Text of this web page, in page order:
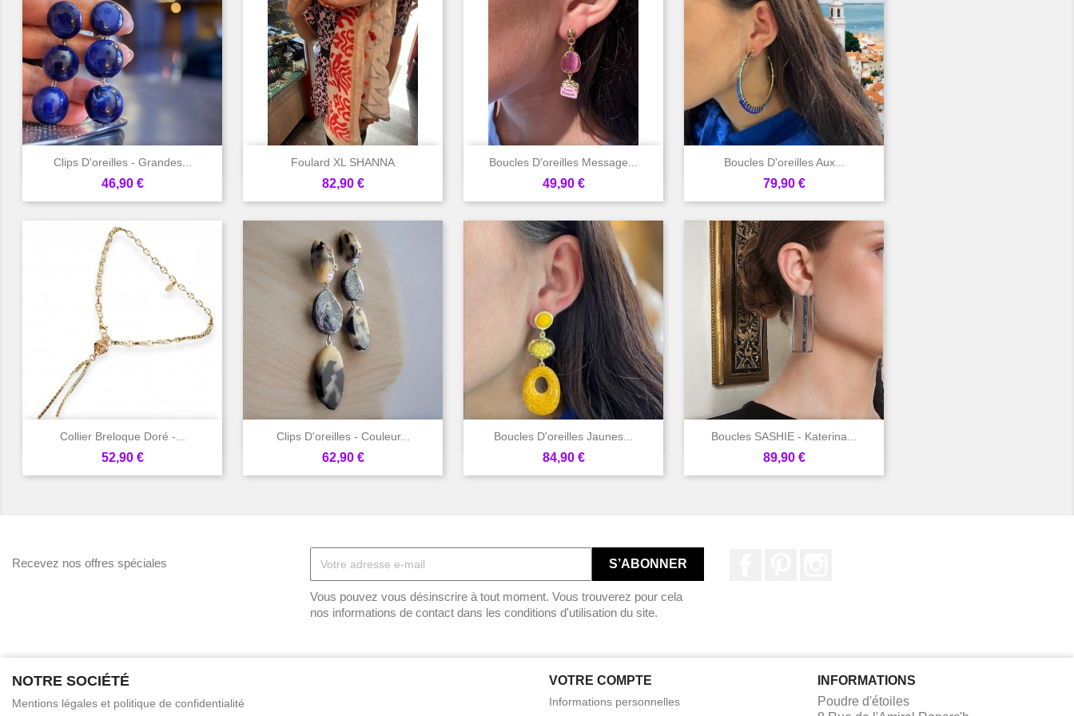
Clips D'oreilles - Grandes...
Prix
46,90 €
Aperçu rapide Foulard XL SHANNA
Prix
82,90 €
Aperçu rapide Boucles D'oreilles Message...
Prix
49,90 €
 Aperçu rapide Boucles D'oreilles Aux...
Prix
79,90 €
Aperçu rapide
Collier Breloque Doré -...
Prix
52,90 €
Aperçu rapide Clips D'oreilles - Couleur...
Prix
62,90 €
Aperçu rapide Boucles D'oreilles Jaunes...
Prix
84,90 €
Aperçu rapide Boucles SASHIE - Katerina...
Prix
89,90 €
 Aperçu rapide
Recevez nos offres spéciales
Vous pouvez vous désinscrire à tout moment. Vous trouverez pour cela
nos informations de contact dans les conditions d'utilisation du site.
NOTRE SOCIÉTÉ
Mentions légales et politique de confidentialité
VOTRE COMPTE
Informations personnelles
INFORMATIONS
Poudre d'étoiles